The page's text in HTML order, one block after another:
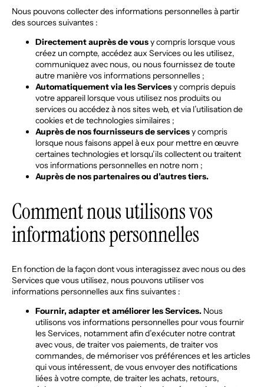
Nous pouvons collecter des informations personnelles à partir
des sources suivantes :
Directement auprès de vousy compris lorsque vous
créez un compte, accédez aux Services ou les utilisez,
communiquez avec nous, ou nous fournissez de toute
autre manière vos informations personnelles ;
Automatiquement via les Servicesy compris depuis
votre appareil lorsque vous utilisez nos produits ou
services ou accédez à nos sites web, et via l’utilisation de
cookies et de technologies similaires ;
Auprès de nos fournisseurs de servicesy compris
lorsque nous faisons appel à eux pour mettre en œuvre
certaines technologies et lorsqu’ils collectent ou traitent
vos informations personnelles en notre nom ;
Auprès de nos partenaires ou d’autres tiers.
Comment nous utilisons vos
informations personnelles
En fonction de la façon dont vous interagissez avec nous ou des
Services que vous utilisez, nous pouvons utiliser vos
informations personnelles aux fins suivantes :
Fournir, adapter et améliorer les Services. Nous
utilisons vos informations personnelles pour vous fournir
les Services, notamment afin d’exécuter notre contrat
avec vous, de traiter vos paiements, de traiter vos
commandes, de mémoriser vos préférences et les articles
qui vous intéressent, de vous envoyer des notifications
liées à votre compte, de traiter les achats, retours,